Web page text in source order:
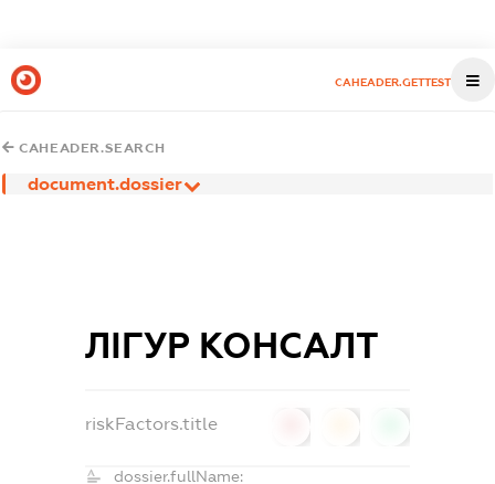
CAHEADER.GETTEST
CAHEADER.SEARCH
document.dossier
ЛІГУР КОНСАЛТ
riskFactors.title
dossier.fullName: